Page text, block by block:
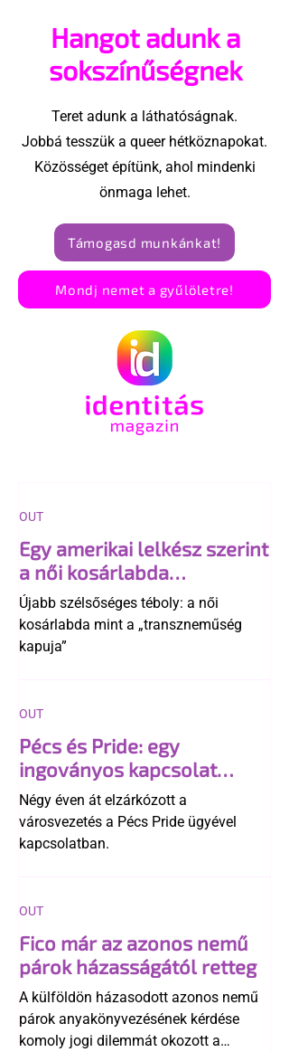
Hangot adunk a
sokszínűségnek
Teret adunk a láthatóságnak.
Jobbá tesszük a queer hétköznapokat.
Közösséget építünk, ahol mindenki
önmaga lehet.
Támogasd munkánkat!
Mondj nemet a gyűlöletre!
Egy amerikai lelkész szerint
a női kosárlabda
transzneműséghez vezet
Újabb szélsőséges téboly: a női
kosárlabda mint a „transzneműség
kapuja”
OUT
Pécs és Pride: egy
ingoványos kapcsolat
története
Négy éven át elzárkózott a
városvezetés a Pécs Pride ügyével
kapcsolatban.
OUT
Fico már az azonos nemű
párok házasságától retteg
A külföldön házasodott azonos nemű
párok anyakönyvezésének kérdése
komoly jogi dilemmát okozott a
OUT